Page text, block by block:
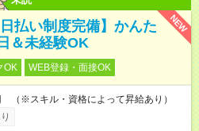
NEW
払い制度完備】かんた
＆未経験OK
OK WEB登録・面接OK
（※スキル・資格によって昇給あり）